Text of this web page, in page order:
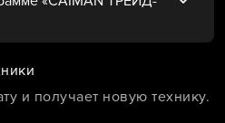
и получает новую технику.